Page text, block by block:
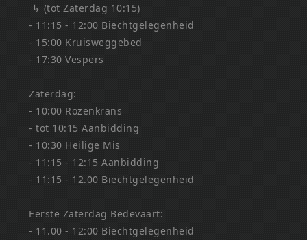
↳ (tot Zaterdag 10:15)
- 11:15 - 12:00 Biechtgelegenheid
- 15:00 Kruisweggebed
- 17:30 Vespers
Zaterdag:
- 10:00 Rozenkrans
- tot 10:15 Aanbidding
- 10:30 Heilige Mis
- 11:15 - 12:15 Aanbidding
- 11:15 - 12.00 Biechtgelegenheid
Eerste Zaterdag Bedevaart:
- 11.00 - 12:00 Biechtgelegenheid